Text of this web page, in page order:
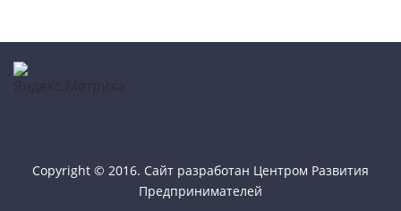
Copyright © 2016. Сайт разработан Центром Развития
Предпринимателей